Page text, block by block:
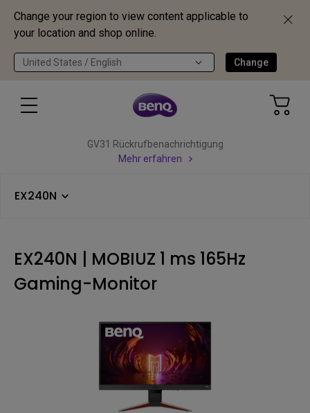
Change your region to view content applicable to
your location and shop online.
United States / English Change
GV31 Rückrufbenachrichtigung
Mehr erfahren
EX240N
EX240N | MOBIUZ 1 ms 165Hz
Gaming-Monitor